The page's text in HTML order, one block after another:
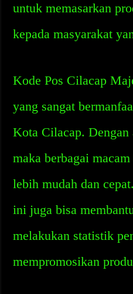
untuk memasarkan
kepada masyarakat
Kode Pos Cilacap
yang sangat
Kota Cilacap. Dengan
maka berbagai
lebih mudah dan
ini juga bisa
melakukan statistik
mempromosikan